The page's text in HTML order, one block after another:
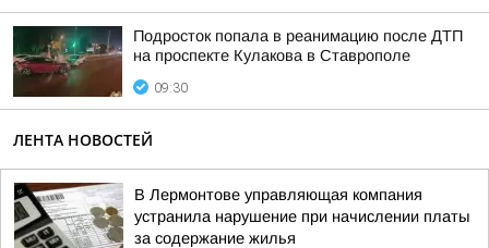
Подросток попала в реанимацию после ДТП
на проспекте Кулакова в Ставрополе
09:30
ЛЕНТА НОВОСТЕЙ
В Лермонтове управляющая компания
устранила нарушение при начислении платы
за содержание жилья